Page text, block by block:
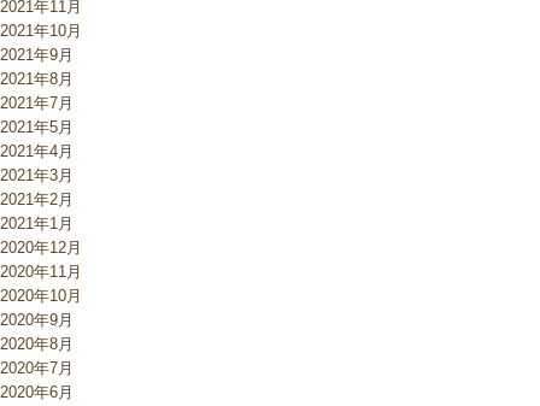
2021年11月
2021年10月
2021年9月
2021年8月
2021年7月
2021年5月
2021年4月
2021年3月
2021年2月
2021年1月
2020年12月
2020年11月
2020年10月
2020年9月
2020年8月
2020年7月
2020年6月